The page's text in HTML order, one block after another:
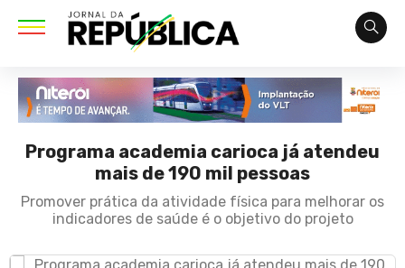
Programa academia carioca já atendeu
mais de 190 mil pessoas
Promover prática da atividade física para melhorar os
indicadores de saúde é o objetivo do projeto